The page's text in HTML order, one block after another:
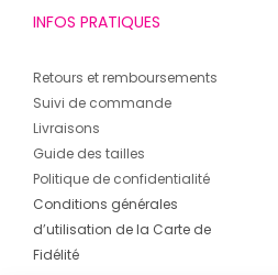
INFOS PRATIQUES
Retours et remboursements
Suivi de commande
Livraisons
Guide des tailles
Politique de confidentialité
Conditions générales
d’utilisation de la Carte de
Fidélité